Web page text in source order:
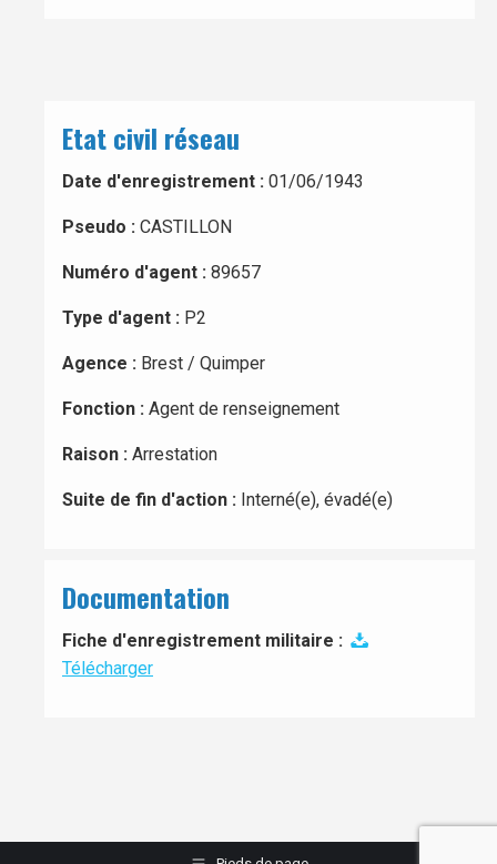
Etat civil réseau
Date d'enregistrement : 01/06/1943
Pseudo : CASTILLON
Numéro d'agent : 89657
Type d'agent : P2
Agence : Brest / Quimper
Fonction : Agent de renseignement
Raison : Arrestation
Suite de fin d'action : Interné(e), évadé(e)
Documentation
Fiche d'enregistrement militaire :
Télécharger